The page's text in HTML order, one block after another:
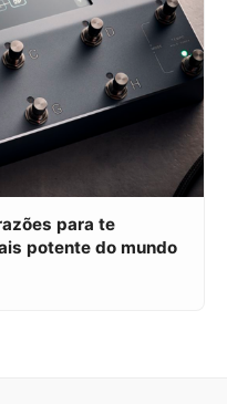
para te
potente do mundo